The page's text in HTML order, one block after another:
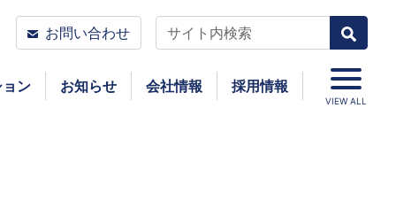
お問い合わせ
ン お知らせ 会社情報 採用情報
VIEW ALL